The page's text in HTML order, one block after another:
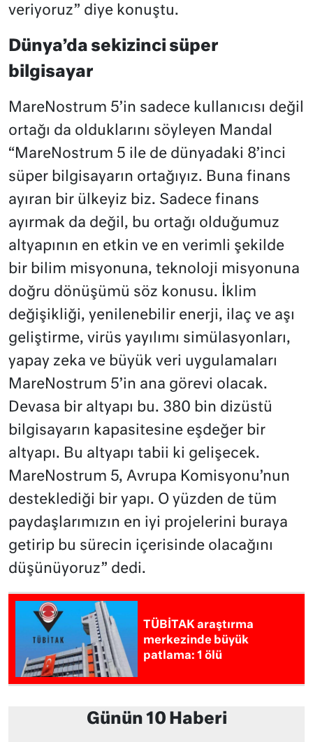
veriyoruz” diye konuştu.
Dünya’da sekizinci süper
bilgisayar
MareNostrum 5’in sadece kullanıcısı değil
ortağı da olduklarını söyleyen Mandal
“MareNostrum 5 ile de dünyadaki 8’inci
süper bilgisayarın ortağıyız. Buna finans
ayıran bir ülkeyiz biz. Sadece finans
ayırmak da değil, bu ortağı olduğumuz
altyapının en etkin ve en verimli şekilde
bir bilim misyonuna, teknoloji misyonuna
doğru dönüşümü söz konusu. İklim
değişikliği, yenilenebilir enerji, ilaç ve aşı
geliştirme, virüs yayılımı simülasyonları,
yapay zeka ve büyük veri uygulamaları
MareNostrum 5’in ana görevi olacak.
Devasa bir altyapı bu. 380 bin dizüstü
bilgisayarın kapasitesine eşdeğer bir
altyapı. Bu altyapı tabii ki gelişecek.
MareNostrum 5, Avrupa Komisyonu’nun
desteklediği bir yapı. O yüzden de tüm
paydaşlarımızın en iyi projelerini buraya
getirip bu sürecin içerisinde olacağını
düşünüyoruz” dedi.
TÜBİTAK araştırma
merkezinde büyük
patlama: 1 ölü
Günün 10 Haberi